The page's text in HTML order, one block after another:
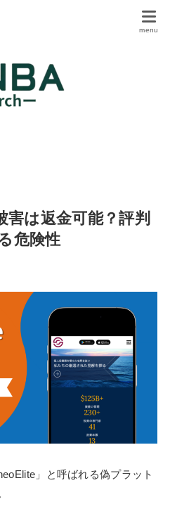
は返金可能？評判
危険性
」と呼ばれる偽プラット